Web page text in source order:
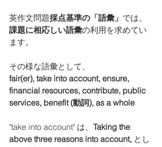
英作文問題採点基準の「語彙」 では、
課題に相応しい語彙の利用を求めてい
ます。
その様な語彙として、
fair(er), take into account, ensure,
financial resources, contribute, public
services, benefit (動詞), as a whole
"take into account" は、 Taking the
above three reasons into account, とし